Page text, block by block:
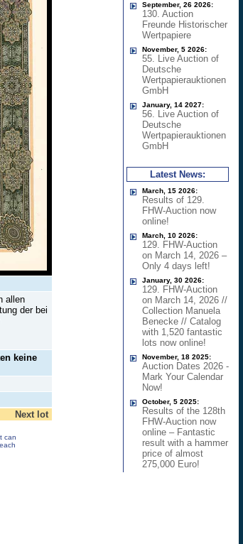
allen
der bei
keine
Next lot
can
September, 26 2026:
130. Auction
Freunde Historischer
Wertpapiere
November, 5 2026:
55. Live Auction of
Deutsche
Wertpapierauktionen
GmbH
January, 14 2027:
56. Live Auction of
Deutsche
Wertpapierauktionen
GmbH
Latest News:
March, 15 2026:
Results of 129.
FHW-Auction now
online!
March, 10 2026:
129. FHW-Auction
on March 14, 2026 –
Only 4 days left!
January, 30 2026:
129. FHW-Auction
on March 14, 2026 //
Collection Manuela
Benecke // Catalog
with 1,520 fantastic
lots now online!
November, 18 2025:
Auction Dates 2026 -
Mark Your Calendar
Now!
October, 5 2025:
Results of the 128th
FHW-Auction now
online – Fantastic
result with a hammer
price of almost
275,000 Euro!